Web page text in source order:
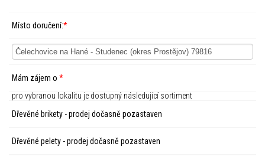
Místo doručení:*
Mám zájem o *
pro vybranou lokalitu je dostupný následující sortiment
Dřevěné brikety - prodej dočasně pozastaven
Dřevěné pelety - prodej dočasně pozastaven